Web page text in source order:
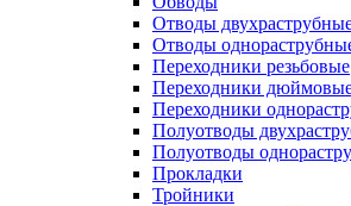
Отводы
Отводы
Переходники резьбовые
Переходники
Переходники
Полуотводы
Полуотводы
Прокладки
Тройники